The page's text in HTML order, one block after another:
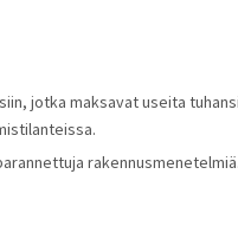
jotka maksavat useita